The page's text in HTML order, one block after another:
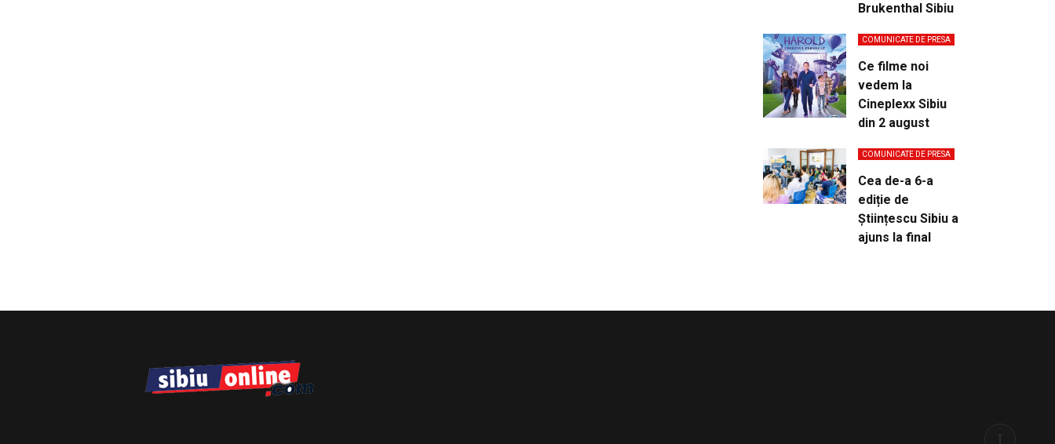
Brukenthal Sibiu
COMUNICATE DE PRESA
Ce filme noi
vedem la
Cineplexx Sibiu
din 2 august
COMUNICATE DE PRESA
Cea de-a 6-a
ediție de
Științescu Sibiu a
ajuns la final